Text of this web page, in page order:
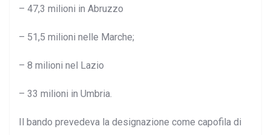
– 47,3 milioni in Abruzzo
– 51,5 milioni nelle Marche;
– 8 milioni nel Lazio
– 33 milioni in Umbria.
Il bando prevedeva la designazione come capofila di